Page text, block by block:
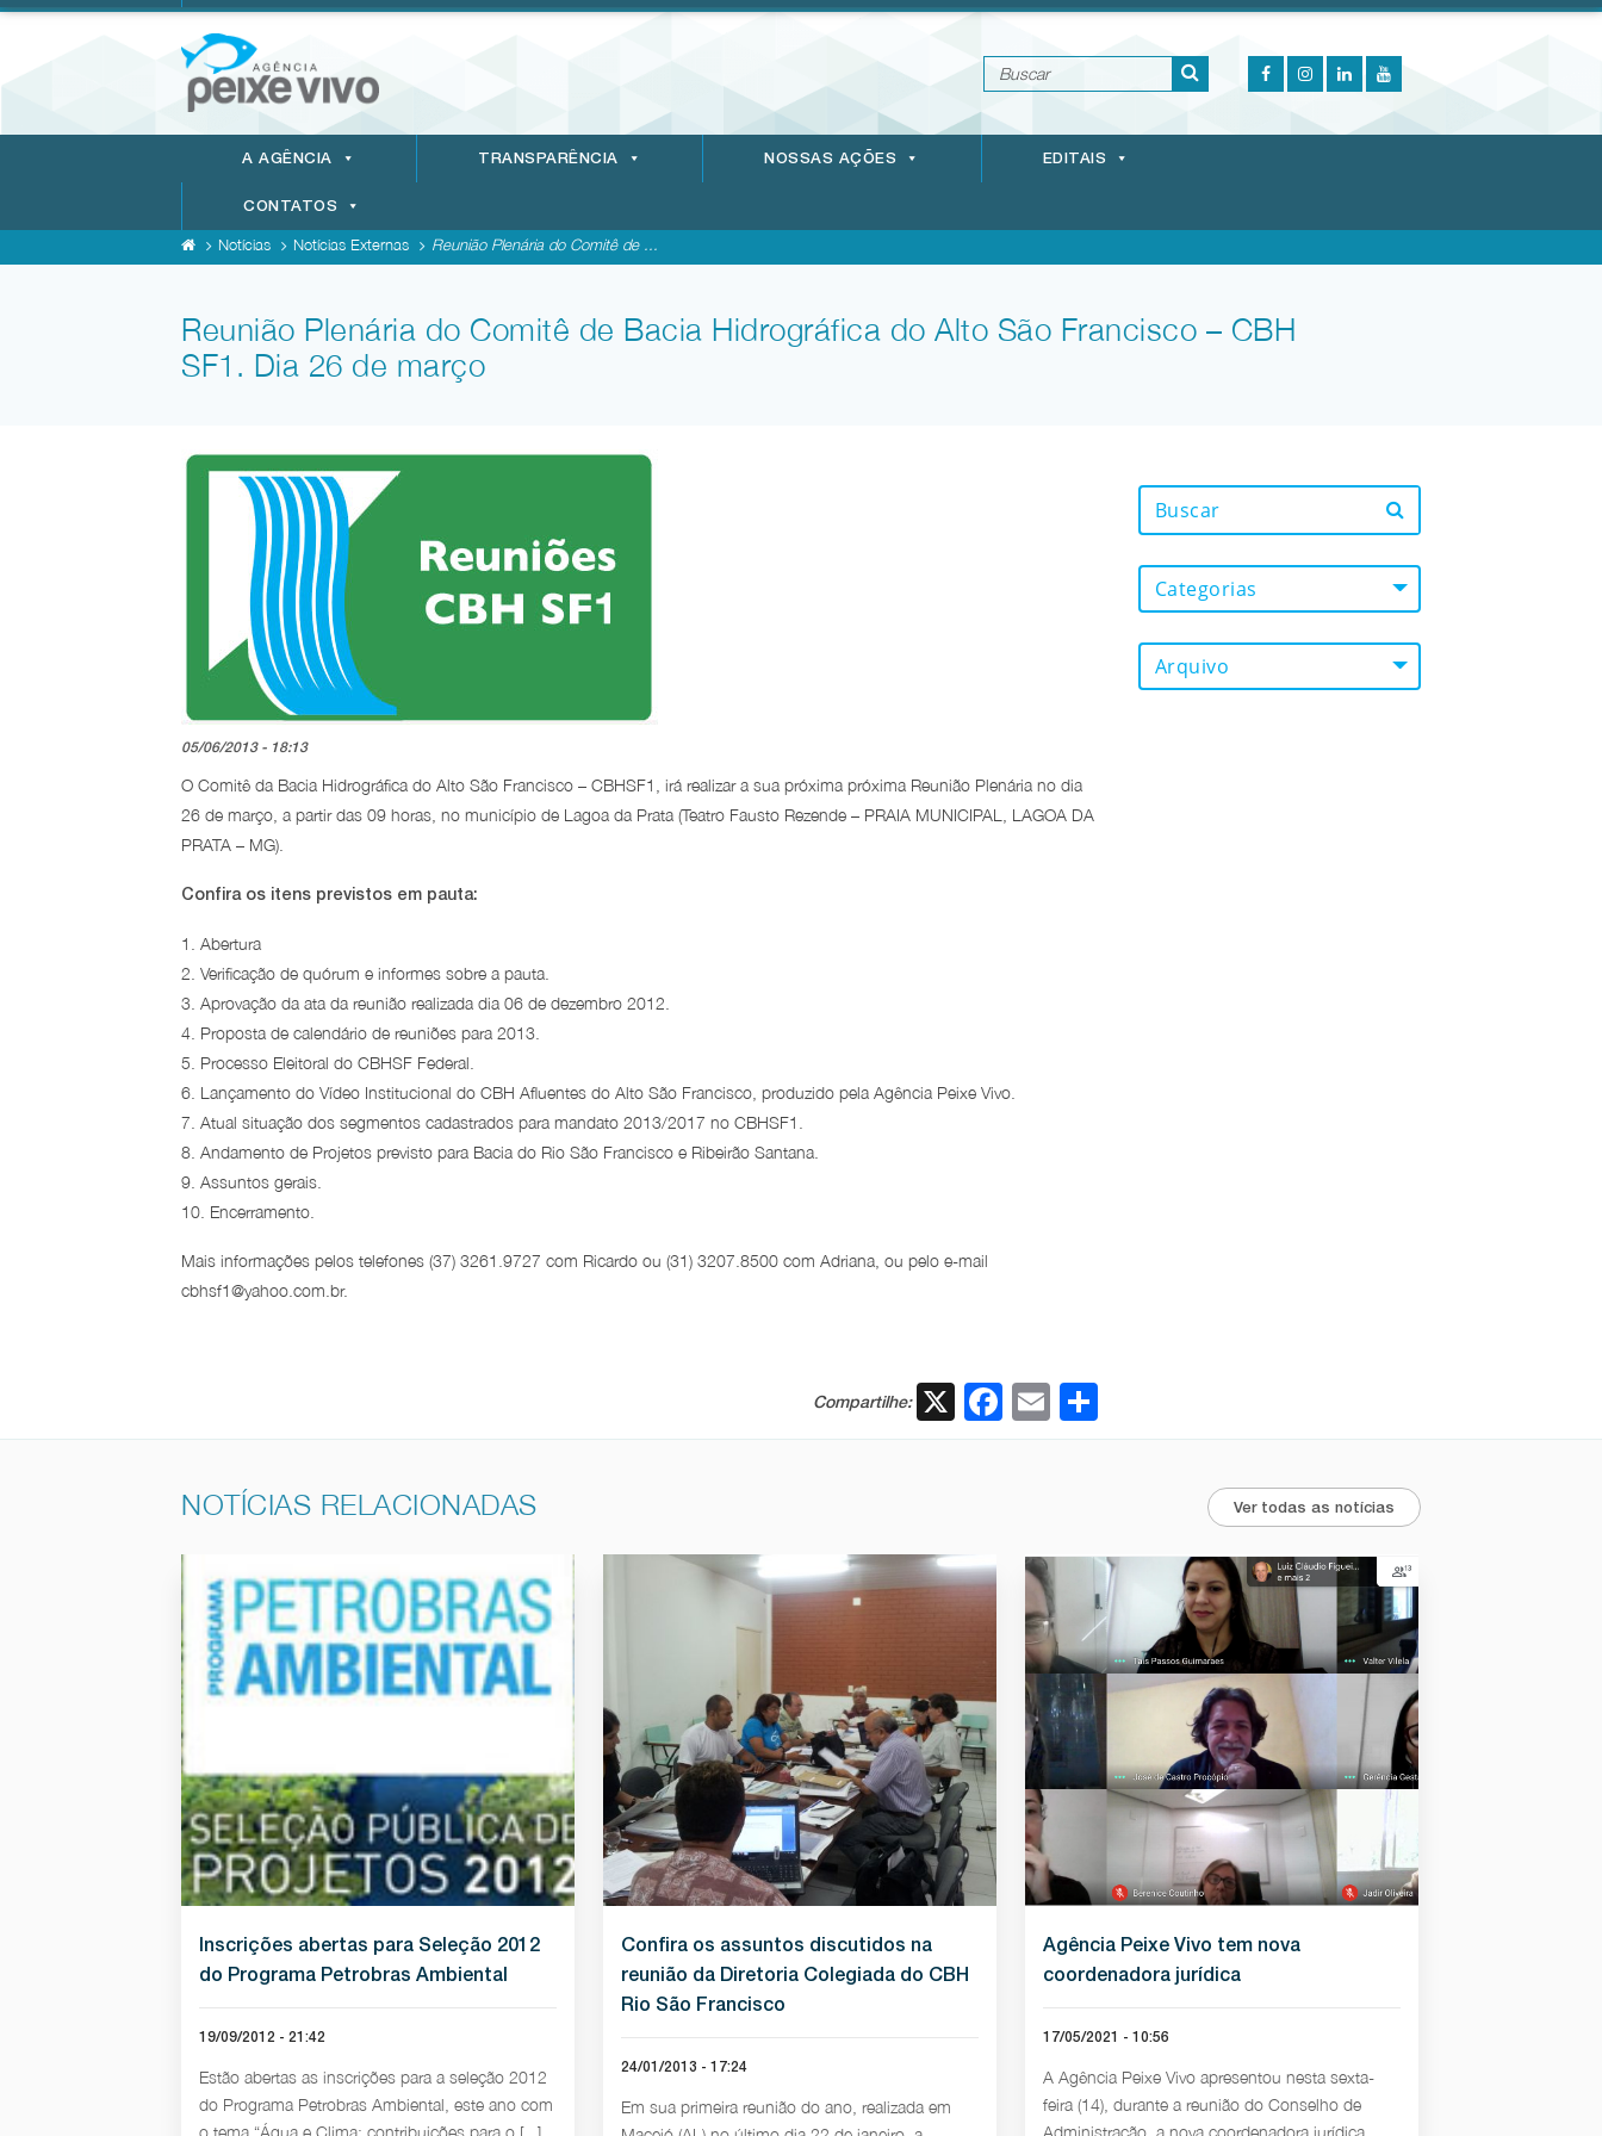
A AGÊNCIA TRANSPARÊNCIA NOSSAS AÇÕES EDITAIS
CONTATOS
Notícias Notícias Externas Reunião Plenária do Comitê de ...
Reunião Plenária do Comitê de Bacia Hidrográfica do Alto São Francisco – CBH
SF1. Dia 26 de março
05/06/2013 - 18:13
O Comitê da Bacia Hidrográfica do Alto São Francisco – CBHSF1, irá realizar a sua próxima próxima Reunião Plenária no dia
26 de março, a partir das 09 horas, no município de Lagoa da Prata (Teatro Fausto Rezende – PRAIA MUNICIPAL, LAGOA DA
PRATA – MG).
Confira os itens previstos em pauta:
1. Abertura
2. Verificação de quórum e informes sobre a pauta.
3. Aprovação da ata da reunião realizada dia 06 de dezembro 2012.
4. Proposta de calendário de reuniões para 2013.
5. Processo Eleitoral do CBHSF Federal.
6. Lançamento do Vídeo Institucional do CBH Afluentes do Alto São Francisco, produzido pela Agência Peixe Vivo.
7. Atual situação dos segmentos cadastrados para mandato 2013/2017 no CBHSF1.
8. Andamento de Projetos previsto para Bacia do Rio São Francisco e Ribeirão Santana.
9. Assuntos gerais.
10. Encerramento.
Mais informações pelos telefones (37) 3261.9727 com Ricardo ou (31) 3207.8500 com Adriana, ou pelo e-mail
cbhsf1@yahoo.com.br.
Compartilhe: X Facebook
EmailShare
Categorias
Arquivo
NOTÍCIAS RELACIONADAS Ver todas as notícias
Inscrições abertas para Seleção 2012
do Programa Petrobras Ambiental
19/09/2012 - 21:42
Estão abertas as inscrições para a seleção 2012
do Programa Petrobras Ambiental, este ano com
o tema “Água e Clima: contribuições para o [...]
Confira os assuntos discutidos na
reunião da Diretoria Colegiada do CBH
Rio São Francisco
24/01/2013 - 17:24
Em sua primeira reunião do ano, realizada em
Agência Peixe Vivo tem nova
coordenadora jurídica
17/05/2021 - 10:56
A Agência Peixe Vivo apresentou nesta sexta-
feira (14), durante a reunião do Conselho de
Administração, a nova coordenadora jurídica,